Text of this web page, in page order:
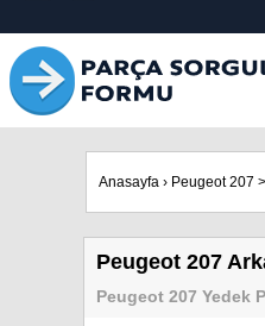
Anasayfa › Peugeot 207 >
Peugeot 207
Peugeot 207 Yedek